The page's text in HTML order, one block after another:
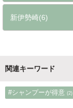
新伊勢崎(6)
関連キーワード
#シャンプーが得意 (2)